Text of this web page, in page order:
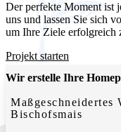
Der perfekte Moment ist
uns und lassen Sie sich
um Ihre Ziele erfolgreich
Projekt starten
Wir erstelle Ihre
Maßgeschneidertes
Bischofsmais